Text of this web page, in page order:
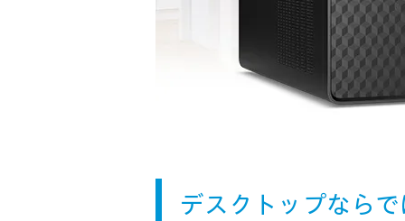
デスクトップなら